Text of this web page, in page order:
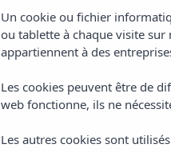
Un cookie ou fichier
ou tablette à chaque visite
appartiennent à des
Les cookies peuvent être de
web fonctionne, ils ne
Les autres cookies sont